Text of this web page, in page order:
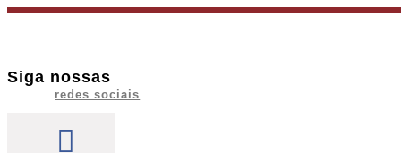
conteúdo
Siga nossas
redes sociais